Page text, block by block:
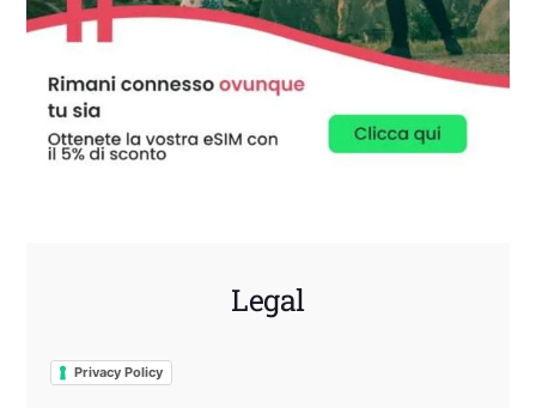
Legal
Privacy Policy